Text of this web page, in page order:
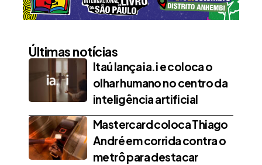
Últimas notícias
Itaú lança ia.i e coloca o
olhar humano no centro da
inteligência artificial
Mastercard coloca Thiago
André em corrida contra o
metrô para destacar